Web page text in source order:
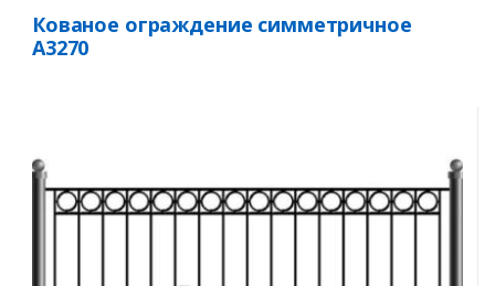
Кованое ограждение симметричное
А3270